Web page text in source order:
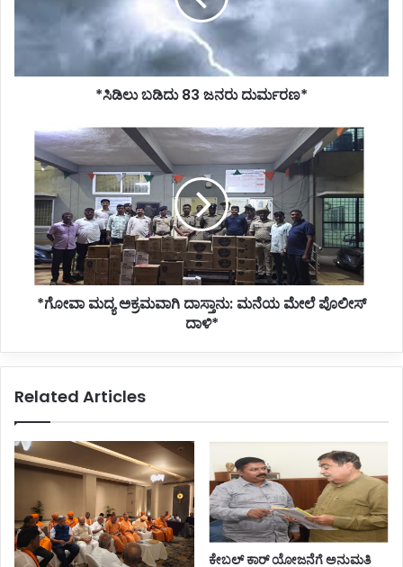
*ಸಿಡಿಲು ಬಡಿದು 83 ಜನರು ದುರ್ಮರಣ*
*ಗೋವಾ
ಅಕ್ರಮವಾಗಿ
ದಾಸ್ತಾನು:
ಮನೆಯ
ಮೇಲೆ
ಪೊಲೀಸ್
ದಾಳಿ*
*ಗೋವಾ ಮದ್ಯ ಅಕ್ರಮವಾಗಿ ದಾಸ್ತಾನು: ಮನೆಯ ಮೇಲೆ ಪೊಲೀಸ್
ದಾಳಿ*
Related Articles
ಕೇಬಲ್ ಕಾರ್ ಯೋಜನೆಗೆ ಅನುಮತಿ